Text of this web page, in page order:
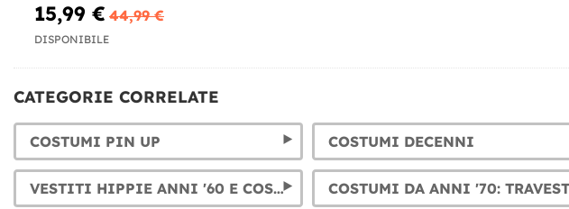
15,99 € 44,99 €
DISPONIBILE
CATEGORIE CORRELATE
COSTUMI PIN UP COSTUMI DECENNI
VESTITI HIPPIE ANNI '60 E COSTUMI FIGLI DEI FIORI